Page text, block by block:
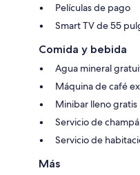
Películas de pago
Smart TV de 55
Comida y bebida
Agua mineral
Máquina de café
Minibar lleno gratis
Servicio de
Servicio de
Más